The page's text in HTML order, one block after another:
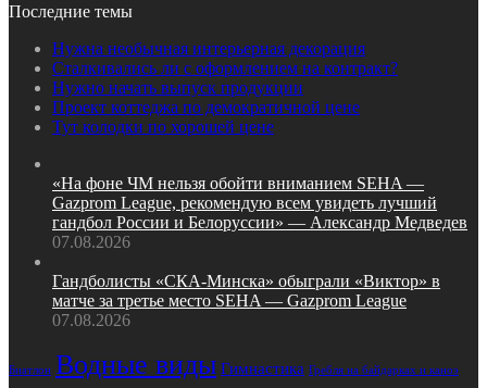
Последние темы
Нужна необычная интерьерная декорация
Сталкивались ли с оформлением на контракт?
Нужно начать выпуск продукции
Проект коттеджа по демократичной цене
Тут колодки по хорошей цене
«На фоне ЧМ нельзя обойти вниманием SEHA —
Gazprom League, рекомендую всем увидеть лучший
гандбол России и Белоруссии» — Александр Медведев
07.08.2026
Гандболисты «СКА‑Минска» обыграли «Виктор» в
матче за третье место SEHA — Gazprom League
07.08.2026
Биатлон Водные виды Гимнастика Гребля на байдарках и каноэ